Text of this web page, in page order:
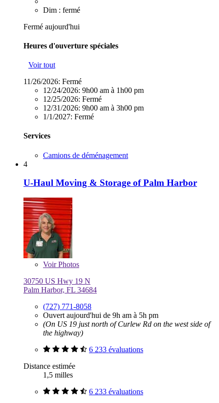
Dim : fermé
Fermé aujourd'hui
Heures d'ouverture spéciales
Voir tout
11/26/2026: Fermé
12/24/2026: 9h00 am à 1h00 pm
12/25/2026: Fermé
12/31/2026: 9h00 am à 3h00 pm
1/1/2027: Fermé
Services
Camions de déménagement
4
U-Haul Moving & Storage of Palm Harbor
VoirPhotos
30750 US Hwy 19 N
Palm Harbor, FL 34684
(727) 771-8058
Ouvert aujourd'hui de 9h am à 5h pm
(On US 19 just north of Curlew Rd on the west side of
the highway)
6 233 évaluations
Distance estimée
1,5 milles
6 233 évaluations